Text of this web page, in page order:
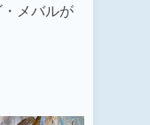
メバルが